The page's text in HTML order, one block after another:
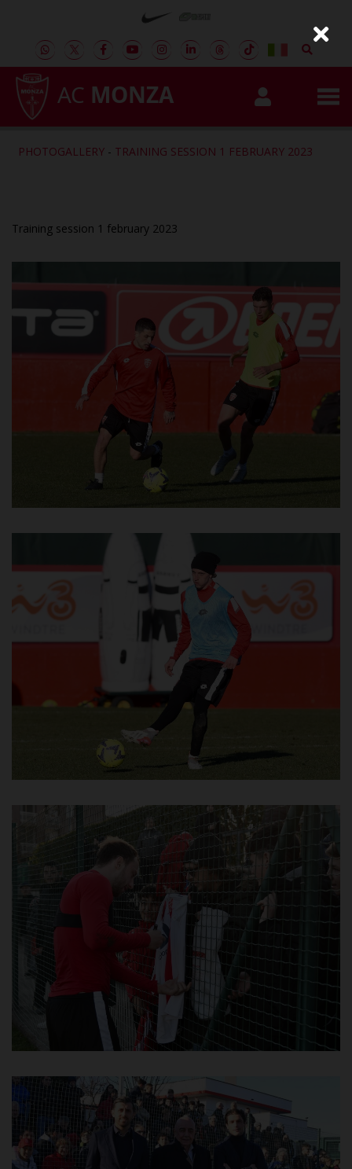
AC MONZA
PHOTOGALLERY - TRAINING SESSION 1 FEBRUARY 2023
Training session 1 february 2023